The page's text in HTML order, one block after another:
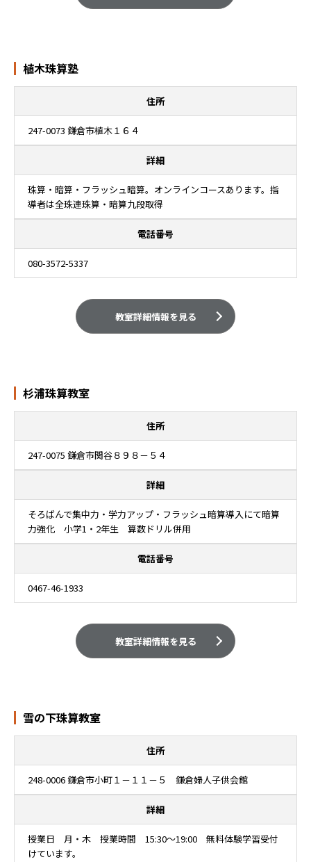
植木珠算塾
住所
247-0073 鎌倉市植木１６４
詳細
珠算・暗算・フラッシュ暗算。オンラインコースあります。指
導者は全珠連珠算・暗算九段取得
電話番号
080-3572-5337
教室詳細情報を見る
杉浦珠算教室
住所
247-0075 鎌倉市関谷８９８－５４
詳細
そろばんで集中力・学力アップ・フラッシュ暗算導入にて暗算
力強化 小学1・2年生 算数ドリル併用
電話番号
0467-46-1933
教室詳細情報を見る
雪の下珠算教室
住所
248-0006 鎌倉市小町１－１１－５ 鎌倉婦人子供会館
詳細
授業日 月・木 授業時間 15:30～19:00 無料体験学習受付
けています。